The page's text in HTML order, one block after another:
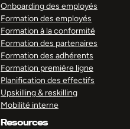
Onboarding des employés
Formation des employés
Formation à la conformité
Formation des partenaires
Formation des adhérents
Formation première ligne
Planification des effectifs
Upskilling & reskilling
Mobilité interne
Resources